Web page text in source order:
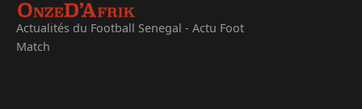
Actualités du Football Senegal - Actu Foot
Match